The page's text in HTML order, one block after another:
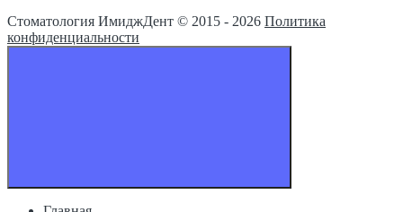
Стоматология ИмиджДент © 2015 - 2026 Политика
конфиденциальности